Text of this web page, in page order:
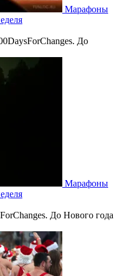
Марафоны
До
Марафоны
До Нового года